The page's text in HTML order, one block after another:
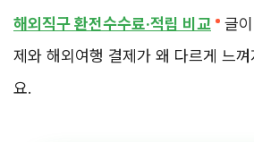
해외직구 환전수수료·적립 비교
글
제와 해외여행 결제가 왜 다르게 느
요.